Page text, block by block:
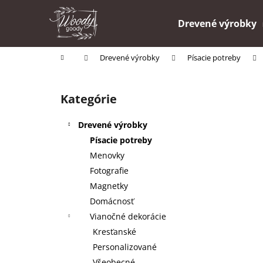
Drevené výrobky
Domov Drevené výrobky Písacie potreby
Preskočiť
kategórie
Kategórie
Drevené výrobky
Písacie potreby
Menovky
Fotografie
Magnetky
Domácnosť
Vianočné dekorácie
Kresťanské
Personalizované
í
Späť
do
Späť
do